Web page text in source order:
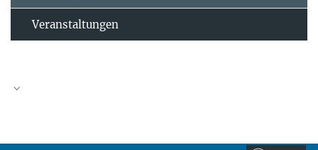
Veranstaltungen